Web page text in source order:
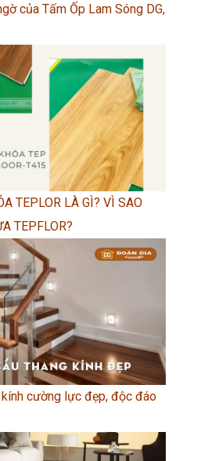
của Tấm Ốp Lam Sóng DG,
TEPLOR LÀ GÌ? VÌ SAO
TEPFLOR?
cường lực đẹp, độc đáo